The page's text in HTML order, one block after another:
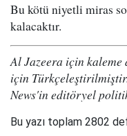
Bu kötü niyetli miras
kalacaktır.
Al Jazeera için kaleme
için
News'in editöryel
Bu yazı toplam 2802